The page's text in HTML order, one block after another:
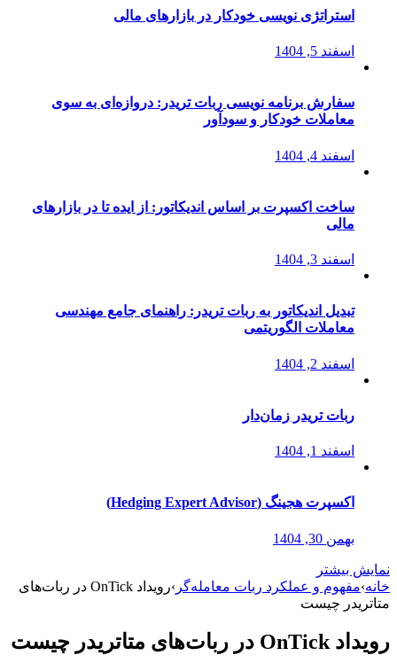
استراتژی‌ نویسی خودکار در بازارهای مالی
اسفند 5, 1404
سفارش برنامه نویسی ربات تریدر: دروازه‌ای به سوی
معاملات خودکار و سودآور
اسفند 4, 1404
ساخت اکسپرت بر اساس اندیکاتور: از ایده تا در بازارهای
مالی
اسفند 3, 1404
تبدیل اندیکاتور به ربات تریدر: راهنمای جامع مهندسی
معاملات الگوریتمی
اسفند 2, 1404
ربات تریدر زمان‌دار
اسفند 1, 1404
اکسپرت هجینگ (Hedging Expert Advisor)
بهمن 30, 1404
نمایش بیشتر
خانه›مفهوم و عملکرد ربات معامله‌گر ›
رویداد OnTick در ربات‌های
متاتریدر چیست
رویداد OnTick در ربات‌های متاتریدر چیست